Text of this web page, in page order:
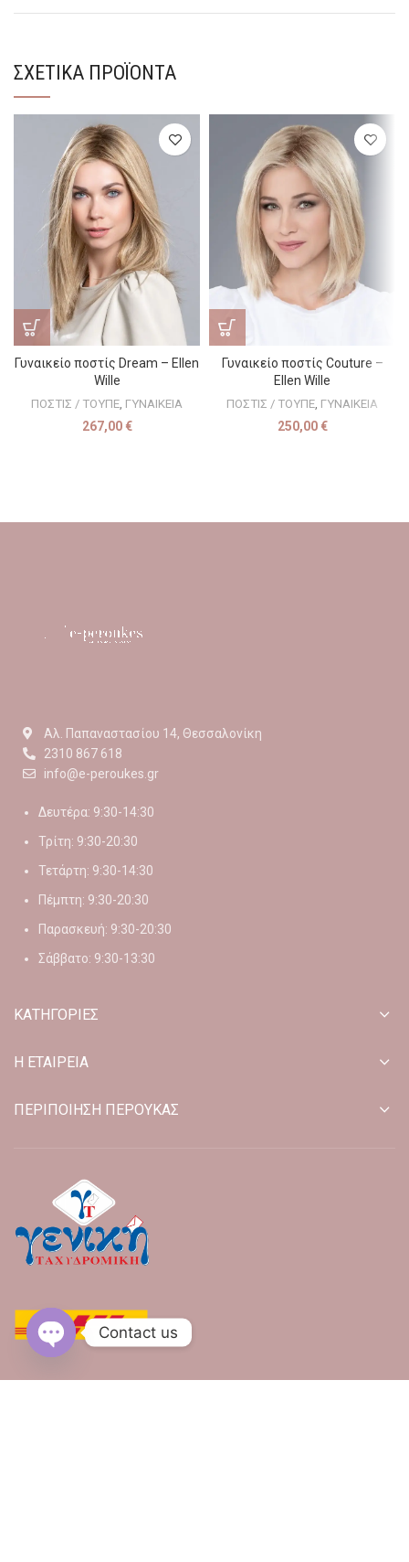
ΣΧΕΤΙΚΆ ΠΡΟΪΌΝΤΑ
Γυναικείο ποστίς Dream – Ellen
Wille
ΠΟΣΤΙΣ / ΤΟΥΠΕ, ΓΥΝΑΙΚΕΙΑ
267,00 €
Γυναικείο ποστίς Couture –
Ellen Wille
ΠΟΣΤΙΣ / ΤΟΥΠΕ, ΓΥΝΑΙΚΕΙΑ
250,00 €
Αλ. Παπαναστασίου 14, Θεσσαλονίκη
2310 867 618
info@e-peroukes.gr
Δευτέρα: 9:30-14:30
Τρίτη: 9:30-20:30
Τετάρτη: 9:30-14:30
Πέμπτη: 9:30-20:30
Παρασκευή: 9:30-20:30
Σάββατο: 9:30-13:30
ΚΑΤΗΓΟΡΙΕΣ
Η ΕΤΑΙΡΕΙΑ
ΠΕΡΙΠΟΙΗΣΗ ΠΕΡΟΥΚΑΣ
Contact us